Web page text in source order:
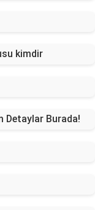
kimdir
Detaylar Burada!